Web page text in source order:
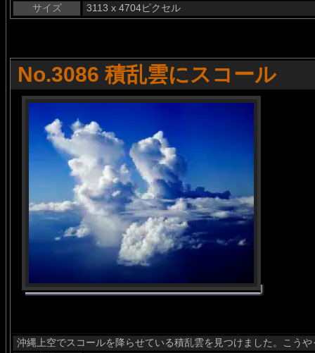
サイズ
3113 x 4704ピクセル
No.3086 積乱雲にスコール
沖縄上空でスコールを降らせている積乱雲を見つけました。こう